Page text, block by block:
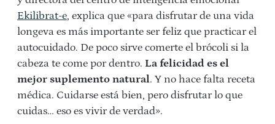
Ekilibrat-e, explica que «para disfrutar de una vida
longeva es más importante ser feliz que practicar el
autocuidado. De poco sirve comerte el brócoli si la
cabeza te come por dentro. La felicidad es el
mejor suplemento natural. Y no hace falta receta
médica. Cuidarse está bien, pero disfrutar lo que
cuidas… eso es vivir de verdad».